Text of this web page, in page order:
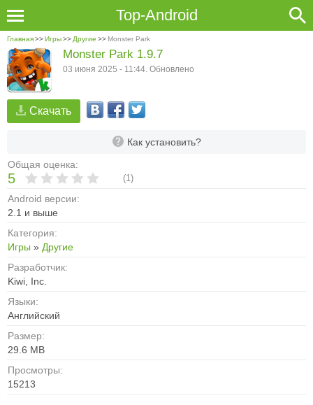
Top-Android
Главная>>Игры>> Другие >> Monster Park
Скачать
Как установить?
Общая оценка:
5 (1)
Android версии:
2.1 и выше
Категория:
Игры » Другие
Разработчик:
Kiwi, Inc.
Языки:
Английский
Размер:
29.6 MB
Просмотры:
15213
Monster Park 1.9.7
03 июня 2025 - 11:44. Обновлено